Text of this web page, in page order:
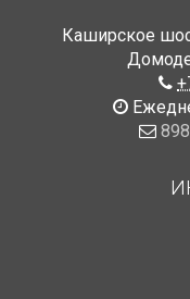
Каширское